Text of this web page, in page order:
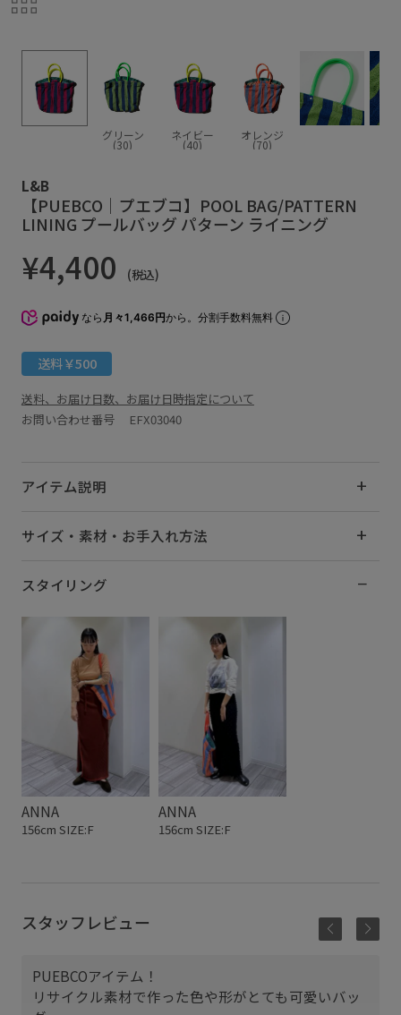
グリーン
(30)
ネイビー
(40)
オレンジ
(70)
L&B
【PUEBCO｜プエブコ】POOL BAG/PATTERN
LINING プールバッグ パターン ライニング
¥4,400 (税込)
なら 月々1,466円から。分割手数料無料
送料￥500
送料、お届け日数、お届け日時指定について
お問い合わせ番号 EFX03040
アイテム説明
サイズ・素材・お手入れ方法
スタイリング
ANNA
156cm SIZE:F
ANNA
156cm SIZE:F
スタッフレビュー
PUEBCOアイテム！
リサイクル素材で作った色や形がとても可愛いバッ